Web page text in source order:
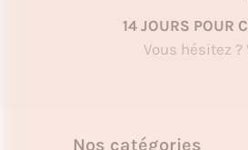
14 JOURS POUR
Vous hésitez ?
Nos catégories